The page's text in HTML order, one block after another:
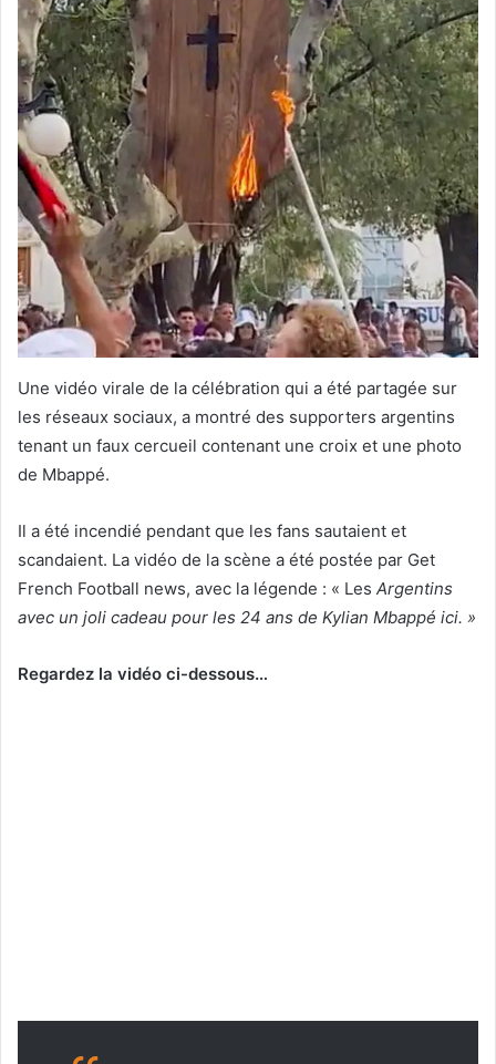
Une vidéo virale de la célébration qui a été partagée sur
les réseaux sociaux, a montré des supporters argentins
tenant un faux cercueil contenant une croix et une photo
de Mbappé.
Il a été incendié pendant que les fans sautaient et
scandaient. La vidéo de la scène a été postée par Get
French Football news, avec la légende : « Les Argentins
avec un joli cadeau pour les 24 ans de Kylian Mbappé ici. »
Regardez la vidéo ci-dessous…